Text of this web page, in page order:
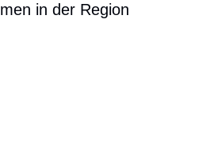
in der Region